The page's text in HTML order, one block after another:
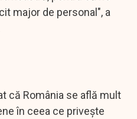
major de personal", a
că România se află mult
în ceea ce priveşte